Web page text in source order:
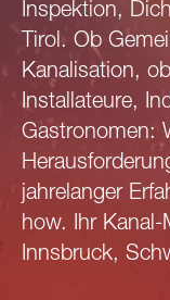
Inspektion,
Tirol. Ob
Kanalisation,
Installateure,
Gastronomen:
jahrelanger
how. Ihr
Innsbruck,